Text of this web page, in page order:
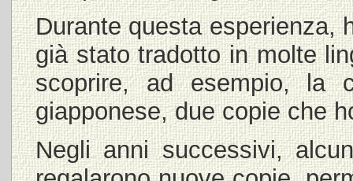
Durante questa esperienza,
già stato tradotto in molte
scoprire, ad esempio, la
giapponese, due copie che
Negli anni successivi,